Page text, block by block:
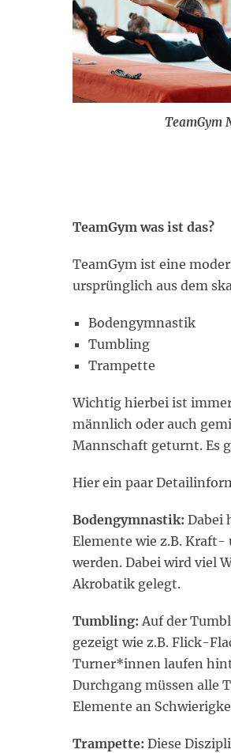
TeamGym
TeamGym was ist das?
TeamGym ist eine
ursprünglich aus dem
Bodengymnastik
Tumbling
Trampette
Wichtig hierbei ist
männlich oder auch
Mannschaft geturnt. Es
Hier ein paar
Bodengymnastik: Dabei
Elemente wie z.B. Kraft-
werden. Dabei wird viel
Akrobatik gelegt.
Tumbling: Auf der
gezeigt wie z.B. Flick-
Turner*innen laufen
Durchgang müssen alle
Elemente an
Trampette: Diese